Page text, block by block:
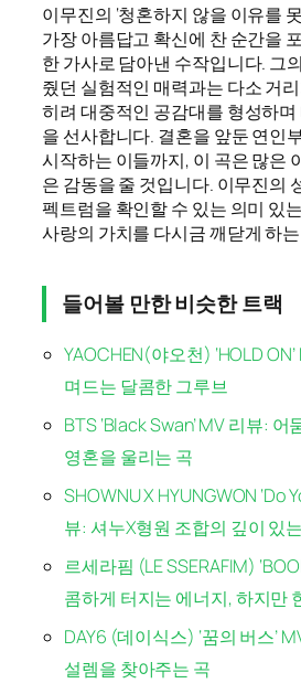
이무진의 ‘청혼하지 않을 이유를
가장 아름답고 확신에 찬 순간을
한 가사로 담아낸 수작입니다. 그
줬던 실험적인 매력과는 다소 거
히려 대중적인 공감대를 형성하
을 선사합니다. 결혼을 앞둔 연인
시작하는 이들까지, 이 곡은 많은
은 감동을 줄 것입니다. 이무진의
펙트럼을 확인할 수 있는 의미 있
사랑의 가치를 다시금 깨닫게 하
들어볼 만한 비슷한 트랙
YAOCHEN(야오천) ‘HOLD
며드는 달콤한 그루브
BTS ‘Black Swan’ MV 리뷰:
영혼을 울리는 곡
SHOWNU X HYUNGWON ‘Do
뷰: 셔누X형원 조합의 깊이 있
르세라핌 (LE SSERAFIM)
콤하게 터지는 에너지, 하지만
DAY6 (데이식스) ‘꿈의 버스’
설렘을 찾아주는 곡